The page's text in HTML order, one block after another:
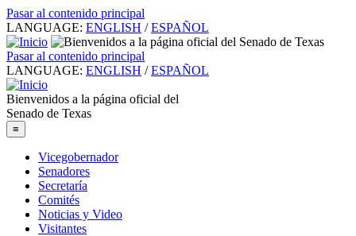
Pasar al contenido principal
LANGUAGE: ENGLISH / ESPAÑOL
Pasar al contenido principal
LANGUAGE: ENGLISH / ESPAÑOL
Bienvenidos a la página oficial del
Senado de Texas
≡
Vicegobernador
Senadores
Secretaría
Comités
Noticias y Video
Visitantes